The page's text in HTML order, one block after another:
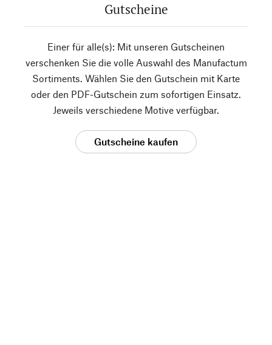
Gutscheine
Einer für alle(s): Mit unseren Gutscheinen
verschenken Sie die volle Auswahl des Manufactum
Sortiments. Wählen Sie den Gutschein mit Karte
oder den PDF-Gutschein zum sofortigen Einsatz.
Jeweils verschiedene Motive verfügbar.
Gutscheine kaufen